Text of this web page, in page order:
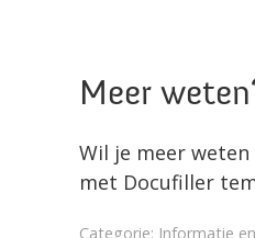
Meer
Wil je meer
met Docufiller
Categorie: Informatie